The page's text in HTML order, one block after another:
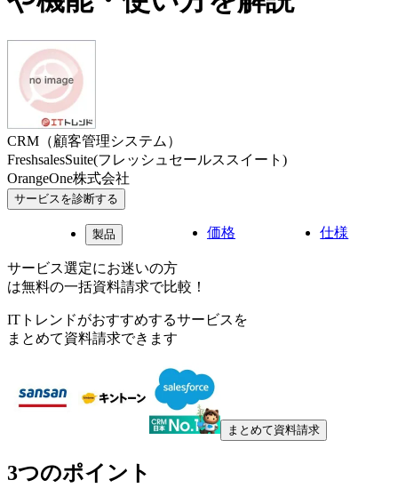
CRM（顧客管理システム）
FreshsalesSuite(フレッシュセールススイート)
OrangeOne株式会社
サービスを診断する
製品 価格 仕様
サービス選定にお迷いの方
は無料の一括資料請求で比較！
ITトレンドがおすすめするサービスを
まとめて資料請求できます
まとめて資料請求
3つのポイント